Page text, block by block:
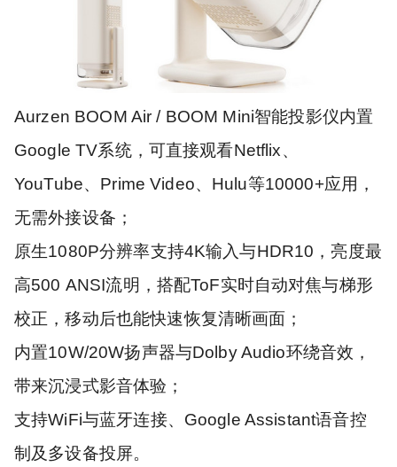
Aurzen BOOM Air / BOOM Mini智能投影仪内置
Google TV系统，可直接观看Netflix、
YouTube、Prime Video、Hulu等10000+应用，
无需外接设备；
原生1080P分辨率支持4K输入与HDR10，亮度最
高500 ANSI流明，搭配ToF实时自动对焦与梯形
校正，移动后也能快速恢复清晰画面；
内置10W/20W扬声器与Dolby Audio环绕音效，
带来沉浸式影音体验；
支持WiFi与蓝牙连接、Google Assistant语音控
制及多设备投屏。